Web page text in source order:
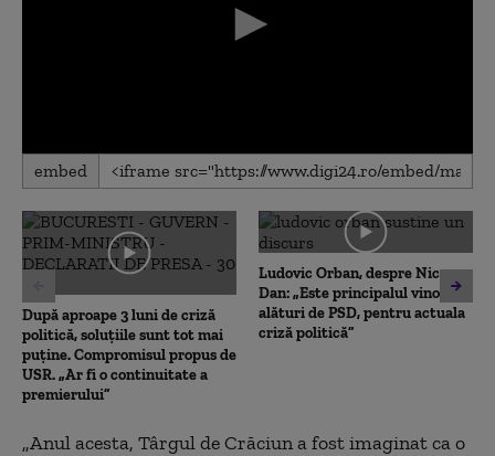
0
seconds
0
seconds
embed
După aproape 3 luni de criză
politică, soluțiile sunt tot mai
puține. Compromisul propus de
USR. „Ar fi o continuitate a
premierului”
Ludovic Orban, despre Nicușor
Dan: „Este principalul vinovat,
alături de PSD, pentru actuala
criză politică”
„Anul acesta, Târgul de Crăciun a fost imaginat ca o